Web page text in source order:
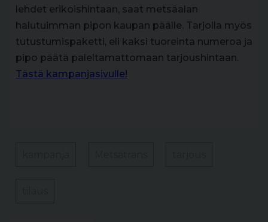
lehdet erikoishintaan, saat metsäalan
halutuimman pipon kaupan päälle. Tarjolla myös
tutustumispaketti, eli kaksi tuoreinta numeroa ja
pipo päätä paleltamattomaan tarjoushintaan.
Tästä kampanjasivulle!